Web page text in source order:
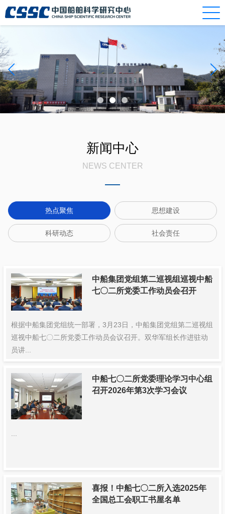
新闻中心
NEWS CENTER
热点聚焦 思想建设
科研动态 社会责任
中船集团党组第二巡视组巡视中船
七〇二所党委工作动员会召开
根据中船集团党组统一部署，3月23日，中船集团党组第二巡视组
巡视中船七〇二所党委工作动员会议召开。双华军组长作进驻动
员讲...
中船七〇二所党委理论学习中心组
召开2026年第3次学习会议
喜报！中船七〇二所入选2025年
全国总工会职工书屋名单